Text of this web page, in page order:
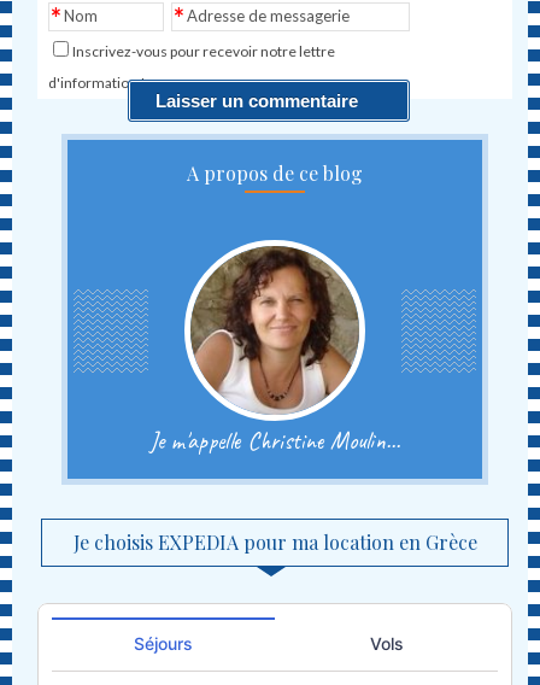
Nom
* Adresse de messagerie
*
Inscrivez-vous pour recevoir notre lettre
d'information !
A propos de ce blog
Je m'appelle Christine Moulin...
Je choisis EXPEDIA pour ma location en Grèce